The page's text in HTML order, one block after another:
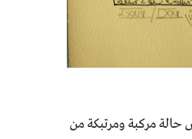
حالة مركبة ومرتبكة من